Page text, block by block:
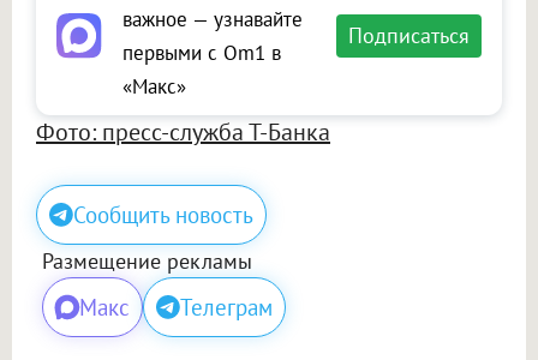
важное — узнавайте
первыми с Om1 в
«Макс»
Подписаться
Фото: пресс-служба Т-Банка
Сообщить новость
Размещение рекламы
Макс Телеграм